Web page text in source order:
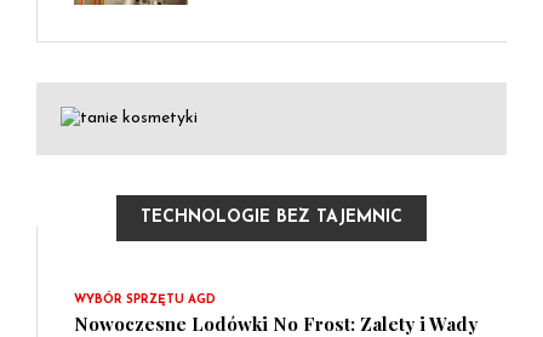
TECHNOLOGIE BEZ TAJEMNIC
WYBÓR SPRZĘTU AGD
Nowoczesne Lodówki No Frost: Zalety i Wady